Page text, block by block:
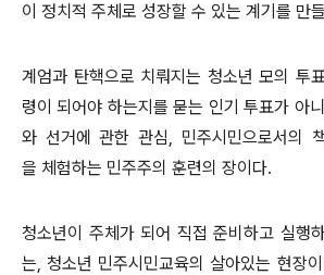
이 정치적 주체로 성장할 수 있는 계기를 만
계엄과 탄핵으로 치뤄지는 청소년 모의 투
령이 되어야 하는지를 묻는 인기 투표가 아
와 선거에 관한 관심, 민주시민으로서의
을 체험하는 민주주의 훈련의 장이다.
청소년이 주체가 되어 직접 준비하고 실행
는, 청소년 민주시민교육의 살아있는 현장